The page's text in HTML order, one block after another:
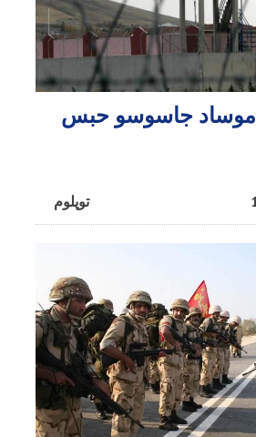
ایران‌دا ۲۶ موساد جاسوسو حبس
توپلوم